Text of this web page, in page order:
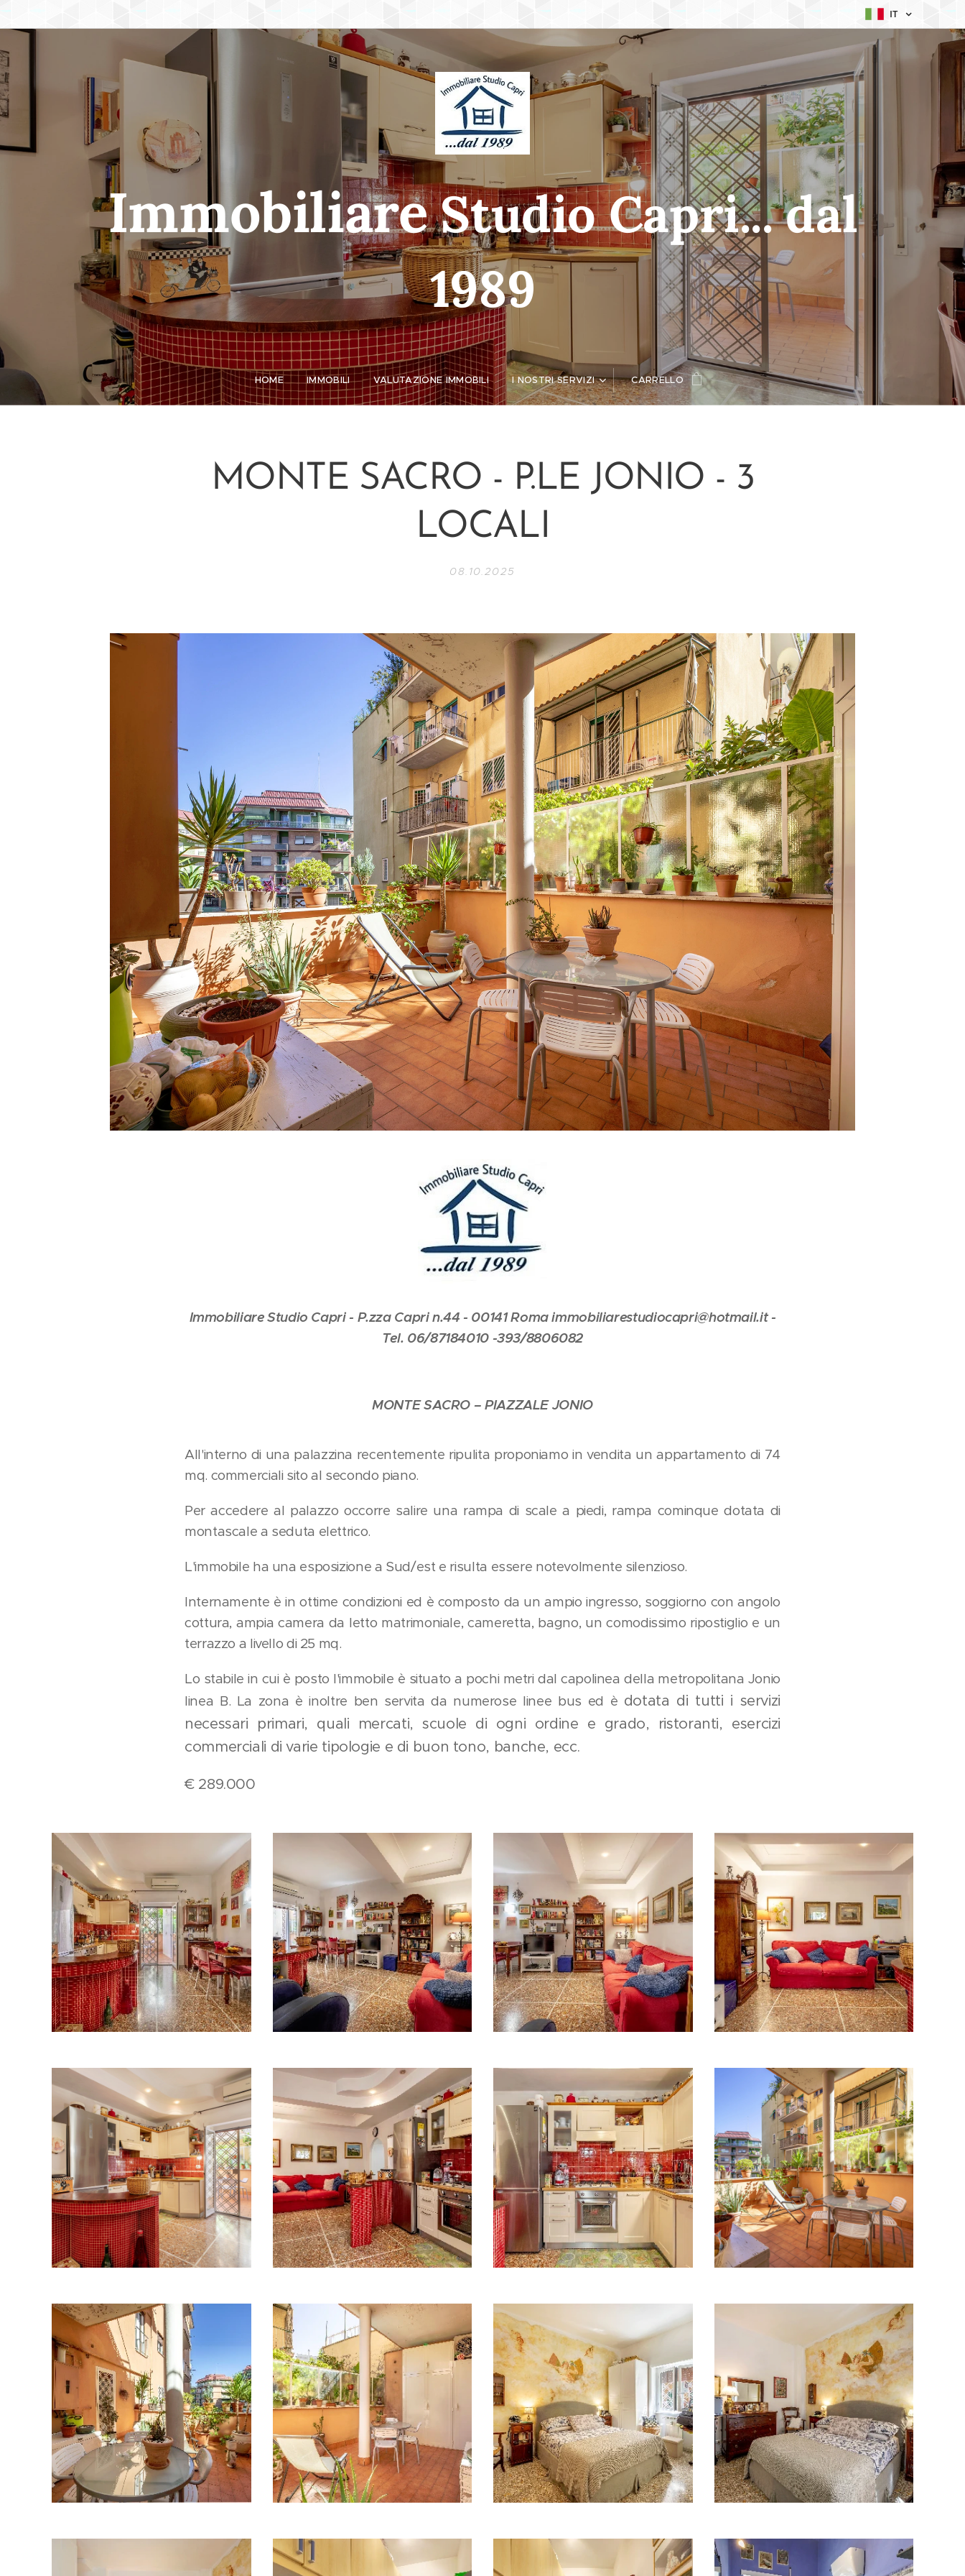
IT
ImmobiliareStudio Capri... dal
1989
HOME IMMOBILI VALUTAZIONE IMMOBILI I NOSTRI SERVIZI CARRELLO
MONTE SACRO - P.LE JONIO - 3
LOCALI
08.10.2025
Immobiliare Studio Capri - P.zza Capri n.44 - 00141 Roma immobiliarestudiocapri@hotmail.it -
Tel. 06/87184010 -393/8806082
MONTE SACRO – PIAZZALE JONIO
All'interno di una palazzina recentemente ripulita proponiamo in vendita un appartamento di 74
mq. commerciali sito al secondo piano.
Per accedere al palazzo occorre salire una rampa di scale a piedi, rampa cominque dotata di
montascale a seduta elettrico.
L'immobile ha una esposizione a Sud/est e risulta essere notevolmente silenzioso.
Internamente è in ottime condizioni ed è composto da un ampio ingresso, soggiorno con angolo
cottura, ampia camera da letto matrimoniale, cameretta, bagno, un comodissimo ripostiglio e un
terrazzo a livello di 25 mq.
Lo stabile in cui è posto l'immobile è situato a pochi metri dal capolinea della metropolitana Jonio
linea B. La zona è inoltre ben servita da numerose linee bus ed è dotata di tutti i servizi
necessari primari, quali mercati, scuole di ogni ordine e grado, ristoranti, esercizi
commerciali di varie tipologie e di buon tono, banche, ecc.
€ 289.000